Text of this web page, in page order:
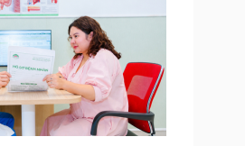
Công nghệ
Sành điệu
Tin Công nghệ
Trải nghiệm
Chuyển đổi số